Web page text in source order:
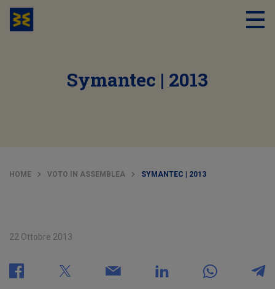
Symantec | 2013
HOME VOTO IN ASSEMBLEA SYMANTEC | 2013
22 Ottobre 2013